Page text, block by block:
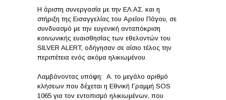
Η άριστη συνεργασία με την ΕΛ.ΑΣ. και η
στήριξη της Εισαγγελίας του Αρείου Πάγου, σε
συνδυασμό με την ευγενική ανταπόκριση
κοινωνικής ευαισθησίας των εθελοντών του
SILVER ALERT, οδήγησαν σε αίσιο τέλος την
περιπέτεια ενός ακόμα ηλικιωμένου.
Λαμβάνοντας υπόψη: Α. το μεγάλο αριθμό
κλήσεων που δέχεται η Εθνική Γραμμή SOS
1065 για τον εντοπισμό ηλικιωμένων, που